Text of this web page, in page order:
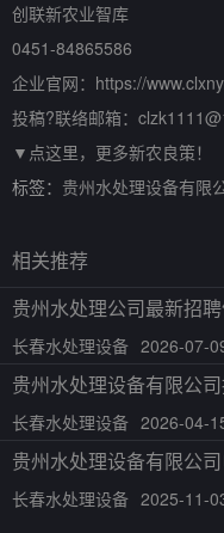
创联新农业智库
0451-84865586
企业官网：https://
投稿?联络邮箱：
▼点这里，更多新农良策！
标签： 贵州水处理设备有限
相关推荐
贵州水处理公司最新招
长春水处理设备 2026-07-
贵州水处理设备有限公
长春水处理设备 2026-04-
贵州水处理设备有限公
长春水处理设备 2025-11-